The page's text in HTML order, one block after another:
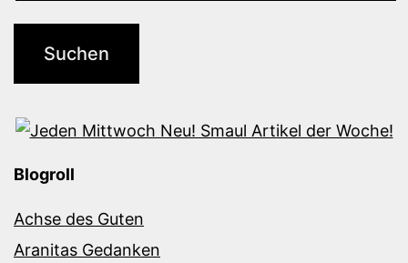
Blogroll
Achse des Guten
Aranitas Gedanken